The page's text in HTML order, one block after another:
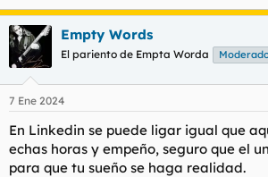
Empty Words
El pariento de Empta Worda
7 Ene 2024
En Linkedin se puede ligar igual que
echas horas y empeño, seguro que el
para que tu sueño se haga realidad.